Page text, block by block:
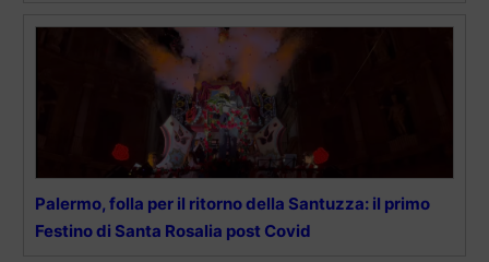
Palermo, folla per il ritorno della Santuzza: il primo
Festino di Santa Rosalia post Covid